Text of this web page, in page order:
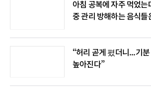
아침 공복에 자주 먹었
중 관리 방해하는
“허리 곧게 폈더니...기
높아진다”